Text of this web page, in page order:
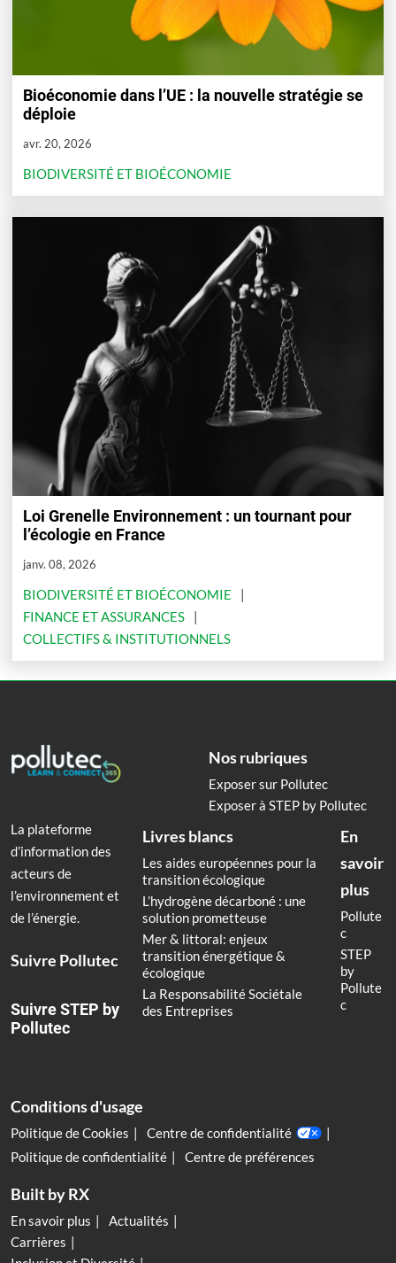
Bioéconomie dans l’UE : la nouvelle stratégie se
déploie
avr. 20, 2026
BIODIVERSITÉ ET BIOÉCONOMIE
Loi Grenelle Environnement : un tournant pour
l’écologie en France
janv. 08, 2026
BIODIVERSITÉ ET BIOÉCONOMIE
FINANCE ET ASSURANCES
COLLECTIFS & INSTITUTIONNELS
La plateforme
d’information des
acteurs de
l’environnement et
de l’énergie.
Suivre Pollutec
Suivre STEP by
Pollutec
Nos rubriques
Exposer sur Pollutec
Exposer à STEP by Pollutec
Livres blancs
Les aides européennes pour la
transition écologique
L’hydrogène décarboné : une
solution prometteuse
Mer & littoral: enjeux
transition énergétique &
écologique
La Responsabilité Sociétale
des Entreprises
En
savoir
plus
Pollute
c
STEP
by
Pollute
c
Conditions d'usage
Politique de Cookies
Centre de confidentialité
Politique de confidentialité
Centre de préférences
Built by RX
En savoir plus
Actualités
Carrières